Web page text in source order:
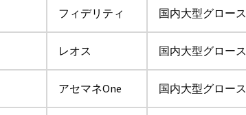
フィデリティ 国内大型グロース
レオス 国内大型グロース
アセマネOne 国内大型グロース